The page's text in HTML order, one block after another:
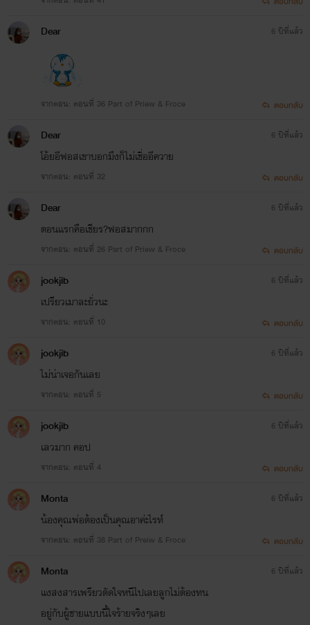
เด็กต่างจังหวัดเข้ามาเรียนในกรุงเทพ
ไม่มีส่วนเกี่ยวข้องใดๆกับเนื้อเรื่อง
ฝากติดตามนิยายเรื่องนี้ด้วยนะ
*พี่ครับๆ ผมชอบ(แฟน)พี่*
*อ่านแล้ว กดไลค์กดโหวตให้กันมั้งเน้อออ>< *
Dear
จากตอน: ตอนที่ 36 Part of Priew & Froce
6 ปีที่แล้ว
ตอบกลับ
Dear
โอ้ยอีฟอสเขาบอกมึงก็ไม่เชื่ออีควาย
จากตอน: ตอนที่ 32
6 ปีที่แล้ว
ตอบกลับ
Dear
ตอนเเรกคือเชียร?ฟอสมากกก
จากตอน: ตอนที่ 26 Part of Priew & Froce
6 ปีที่แล้ว
ตอบกลับ
่jookjib
เปรียวเมาละยั่วนะ
จากตอน: ตอนที่ 10
6 ปีที่แล้ว
ตอบกลับ
่jookjib
ไม่น่าเจอกันเลย
จากตอน: ตอนที่ 5
6 ปีที่แล้ว
ตอบกลับ
่jookjib
เลวมาก คอป
จากตอน: ตอนที่ 4
6 ปีที่แล้ว
ตอบกลับ
Monta
น้องคุณพ่อต้องเป็นคุณอาค่ะไรท์
จากตอน: ตอนที่ 38 Part of Preiw & Froce
6 ปีที่แล้ว
ตอบกลับ
Monta
แงสงสารเพรียวตัดใจหนีไปเลยลูกไม่ต้องทน
อยู่กับผู้ชายแบบนี้ใจร้ายจริงๆเลย
6 ปีที่แล้ว